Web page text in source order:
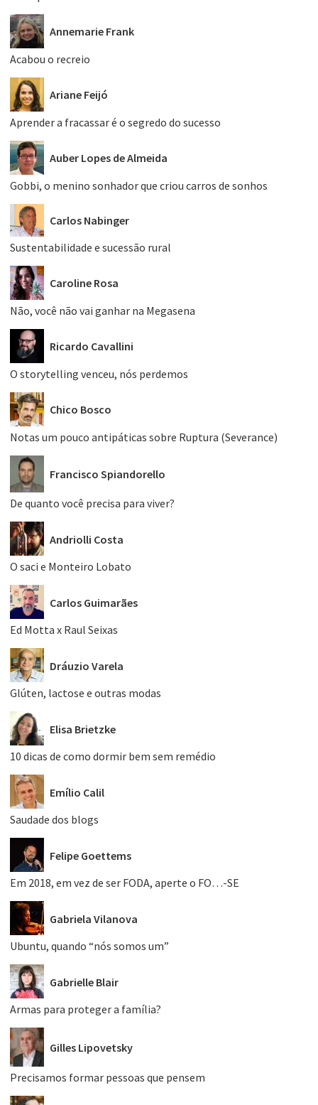
Annemarie Frank
Acabou o recreio
Ariane Feijó
Aprender a fracassar é o segredo do sucesso
Auber Lopes de Almeida
Gobbi, o menino sonhador que criou carros de sonhos
Carlos Nabinger
Sustentabilidade e sucessão rural
Caroline Rosa
Não, você não vai ganhar na Megasena
Ricardo Cavallini
O storytelling venceu, nós perdemos
Chico Bosco
Notas um pouco antipáticas sobre Ruptura (Severance)
Francisco Spiandorello
De quanto você precisa para viver?
Andriolli Costa
O saci e Monteiro Lobato
Carlos Guimarães
Ed Motta x Raul Seixas
Dráuzio Varela
Glúten, lactose e outras modas
Elisa Brietzke
10 dicas de como dormir bem sem remédio
Emílio Calil
Saudade dos blogs
Felipe Goettems
Em 2018, em vez de ser FODA, aperte o FO…-SE
Gabriela Vilanova
Ubuntu, quando “nós somos um”
Gabrielle Blair
Armas para proteger a família?
Gilles Lipovetsky
Precisamos formar pessoas que pensem